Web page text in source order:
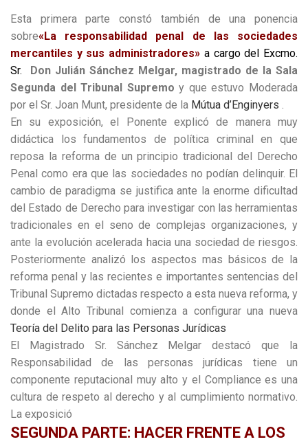
Esta primera parte constó también de una ponencia
sobre«La responsabilidad penal de las sociedades
mercantiles y sus administradores» a cargo del Excmo.
Sr.
Don Julián Sánchez Melgar, magistrado de la Sala
Segunda del Tribunal Supremo y que estuvo Moderada
por el Sr. Joan Munt, presidente de la Mútua d’Enginyers .
En su exposición, el Ponente explicó de manera muy
didáctica los fundamentos de política criminal en que
reposa la reforma de un principio tradicional del Derecho
Penal como era que las sociedades no podían delinquir. El
cambio de paradigma se justifica ante la enorme dificultad
del Estado de Derecho para investigar con las herramientas
tradicionales en el seno de complejas organizaciones, y
ante la evolución acelerada hacia una sociedad de riesgos.
Posteriormente analizó los aspectos mas básicos de la
reforma penal y las recientes e importantes sentencias del
Tribunal Supremo dictadas respecto a esta nueva reforma, y
donde el Alto Tribunal comienza a configurar una nueva
Teoría del Delito para las Personas Jurídicas
El Magistrado Sr. Sánchez Melgar destacó que la
Responsabilidad de las personas jurídicas tiene un
componente reputacional muy alto y el Compliance es una
cultura de respeto al derecho y al cumplimiento normativo.
La exposició
SEGUNDA PARTE: HACER FRENTE A LOS